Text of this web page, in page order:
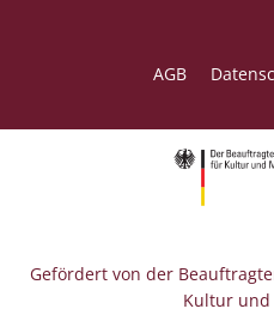
AGB
Gefördert von der
Kultur und